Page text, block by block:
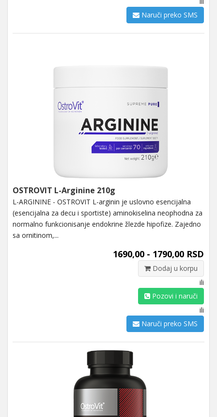
Naruči preko SMS
OSTROVIT L-Arginine 210g
L-ARGININE - OSTROVIT L-arginin je uslovno esencijalna
(esencijalna za decu i sportiste) aminokiselina neophodna za
normalno funkcionisanje endokrine žlezde hipofize. Zajedno
sa ornitinom,...
1690,00 - 1790,00 RSD
Dodaj u korpu
ili
Pozovi i naruči
ili
Naruči preko SMS